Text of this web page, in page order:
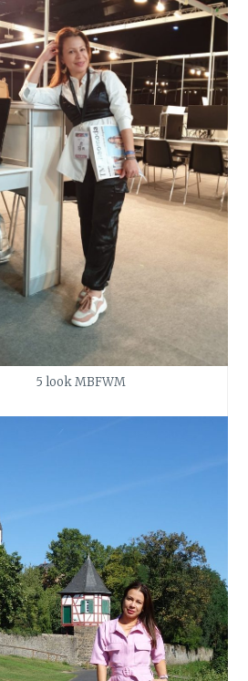
5 look MBFWM